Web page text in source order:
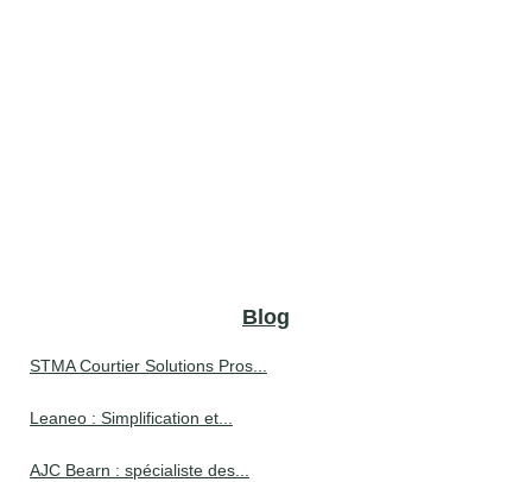
Blog
STMA Courtier Solutions Pros...
Leaneo : Simplification et...
AJC Bearn : spécialiste des...